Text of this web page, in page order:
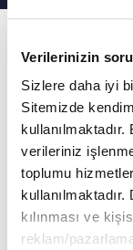
Verilerinizin
Sizlere daha iyi
Sitemizde
verileriniz
toplumu
kılınması ve
reklam/
Hasan Basri
Masum
bölümüyle
Kürsü
Müftüsü İsa